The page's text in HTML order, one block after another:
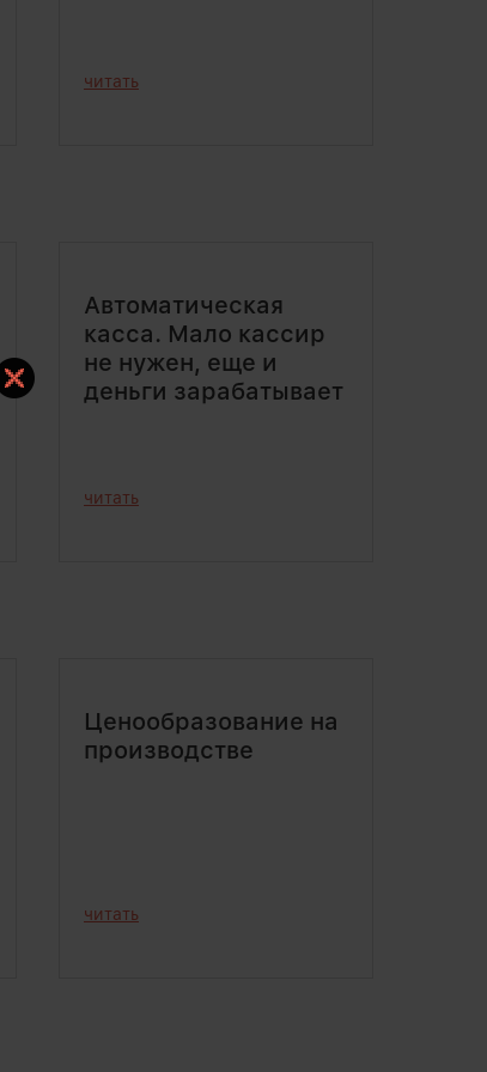
читать
Автоматическая
касса. Мало кассир
не нужен, еще и
деньги зарабатывает
читать
Ценообразование на
производстве
читать